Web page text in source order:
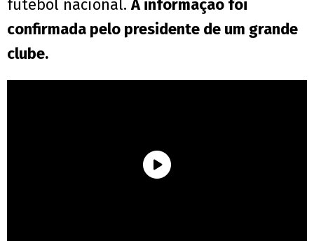
futebol nacional.A informação foi
confirmada pelo presidente de um grande
clube.